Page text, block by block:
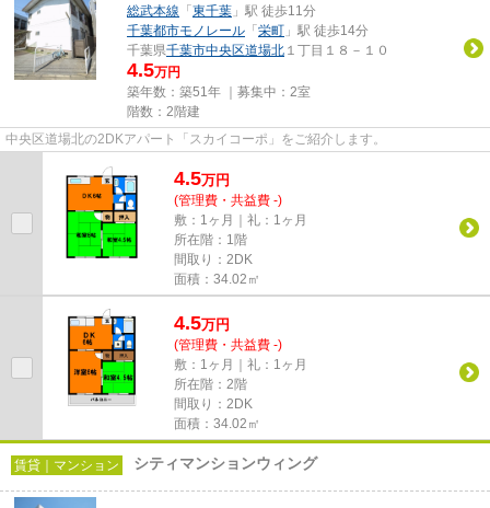
総武本線 「 東千葉 」駅 徒歩11分
千葉都市モノレール 「 栄町 」駅 徒歩14分
千葉県千葉市中央区道場北 １丁目１８－１０
4.5万円
築年数：築51年 ｜募集中： 2室
階数：2階建
中央区道場北の2DKアパート「スカイコーポ」をご紹介します。
4.5万円
(管理費・共益費 -)
敷：1ヶ月｜礼：1ヶ月
所在階：1階
間取り：2DK
面積：34.02㎡
4.5万円
(管理費・共益費 -)
敷：1ヶ月｜礼：1ヶ月
所在階：2階
間取り：2DK
面積：34.02㎡
賃貸｜マンション シティマンションウィング